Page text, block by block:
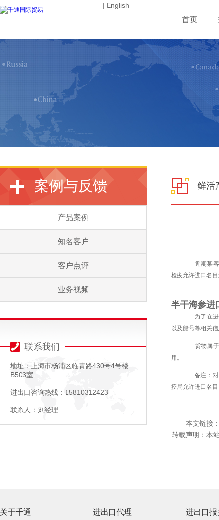
| English
首页
案例与反馈
产品案例
知名客户
客户点评
业务视频
联系我们
地址：上海市杨浦区临青路430号4号楼
B503室
进出口咨询热线：15810312423
联系人：刘经理
鲜活
近期某客户
检疫允许进口名
半干海参进
为了在进口
以及船号等相关
货物属于鲜
用。
备注：对于
疫局允许进口名
本文链接
转载声明：本
关于千通 进出口代理 进出口报